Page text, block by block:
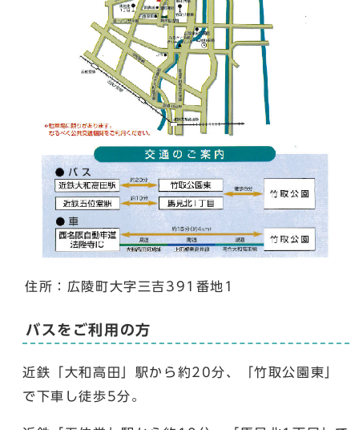
住所：広陵町大字三吉391番地1
バスをご利用の方
近鉄「大和高田」駅から約20分、「竹取公園東」
で下車し徒歩5分。